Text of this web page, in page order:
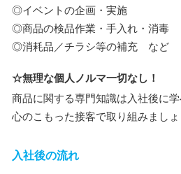
◎イベントの企画・実施
◎商品の検品作業・手入れ・消毒
◎消耗品／チラシ等の補充 など
☆無理な個人ノルマ一切なし！
商品に関する専門知識は入社後に学
心のこもった接客で取り組みましょ
入社後の流れ